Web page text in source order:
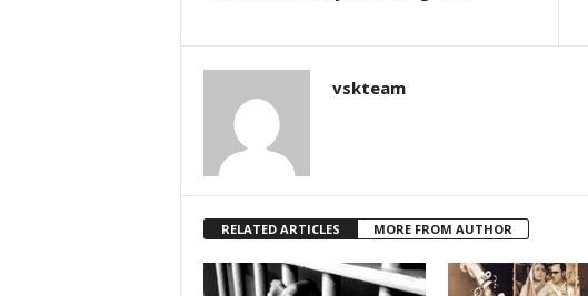
vskteam
RELATED ARTICLES MORE FROM AUTHOR